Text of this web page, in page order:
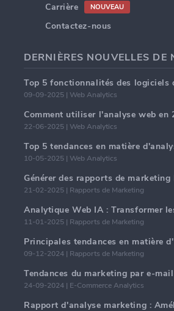
Carrière
NOUVEAU
Contactez-nous
09-09-2025 | Web Analytics
Comment utiliser l'analyse web en
22-06-2025 | Web Analytics
10-05-2025 | Web Analytics
21-02-2025 | Rapports de Marketing
11-01-2025 | Rapports de Marketing
09-12-2024 | Rapports de Marketing
24-09-2024 | E-Commerce Analytics